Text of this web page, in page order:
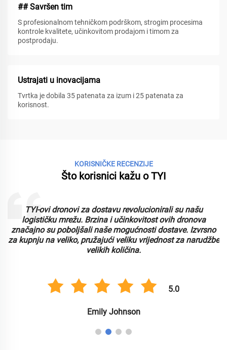
## Savršen tim
S profesionalnom tehničkom podrškom, strogim procesima
kontrole kvalitete, učinkovitom prodajom i timom za
postprodaju.
Ustrajati u inovacijama
Tvrtka je dobila 35 patenata za izum i 25 patenata za
korisnost.
KORISNIČKE RECENZIJE
Što korisnici kažu o TYI
TYI-ovi dronovi za dostavu revolucionirali su našu
logističku mrežu. Brzina i učinkovitost ovih dronova
značajno su poboljšali naše mogućnosti dostave. Izvrsno
za kupnju na veliko, pružajući veliku vrijednost za narudžbe
velikih količina.
5.0
Emily Johnson